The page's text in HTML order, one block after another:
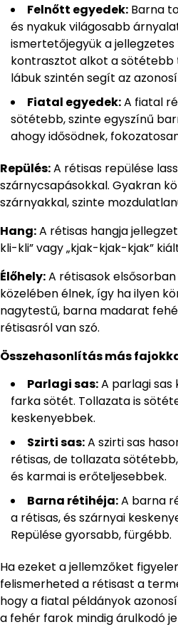
Felnőtt egyedek: Barna
és nyakuk világosabb
ismertetőjegyük a
kontrasztot alkot a sötétebb
lábuk szintén segít az
Fiatal egyedek:A fiatal
sötétebb, szinte egyszínű
ahogy idősödnek,
Repülés:A rétisas repülése
szárnycsapásokkal. Gyakran
szárnyakkal, szinte
Hang:A rétisas hangja
kli-kli” vagy „kjak-kjak-kjak”
Élőhely:A rétisasok
közelében élnek, így ha ilyen
nagytestű, barna madarat
rétisasról van szó.
Összehasonlítás más
Parlagi sas:A parlagi sas
farka sötét. Tollazata is
keskenyebbek.
Szirti sas:A szirti sas
rétisas, de tollazata
és karmai is erőteljesebbek.
Barna rétihéja:A barna
a rétisas, és szárnyai
Repülése gyorsabb, fürgébb.
Ha ezeket a jellemzőket
felismerheted a rétisast a
hogy a fiatal példányok
a fehér farok mindig árulkodó